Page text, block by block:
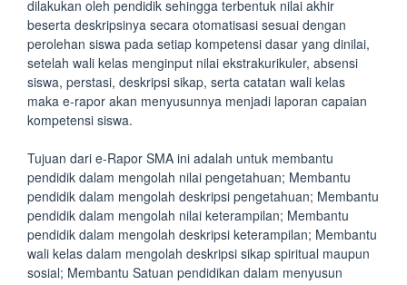
dilakukan oleh pendidik sehingga terbentuk nilai akhir
beserta deskripsinya secara otomatisasi sesuai dengan
perolehan siswa pada setiap kompetensi dasar yang dinilai,
setelah wali kelas menginput nilai ekstrakurikuler, absensi
siswa, perstasi, deskripsi sikap, serta catatan wali kelas
maka e-rapor akan menyusunnya menjadi laporan capaian
kompetensi siswa.
Tujuan dari e-Rapor SMA ini adalah untuk membantu
pendidik dalam mengolah nilai pengetahuan; Membantu
pendidik dalam mengolah deskripsi pengetahuan; Membantu
pendidik dalam mengolah nilai keterampilan; Membantu
pendidik dalam mengolah deskripsi keterampilan; Membantu
wali kelas dalam mengolah deskripsi sikap spiritual maupun
sosial; Membantu Satuan pendidikan dalam menyusun